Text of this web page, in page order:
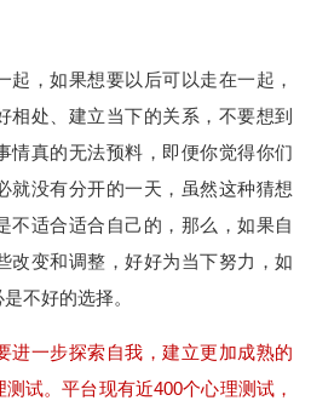
起，如果想要以后可以走在一起，
相处、建立当下的关系，不要想到
情真的无法预料，即便你觉得你们
就没有分开的一天，虽然这种猜想
不适合适合自己的，那么，如果自
改变和调整，好好为当下努力，如
不好的选择。
进一步探索自我，建立更加成熟的
试。平台现有近400个心理测试，